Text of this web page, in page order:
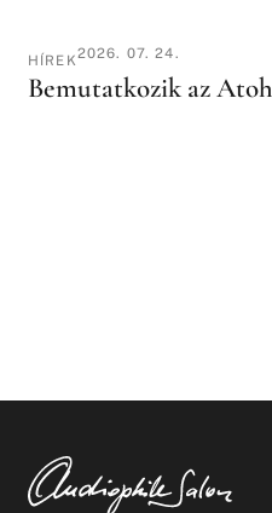
HÍREK2026. 07. 24.
Bemutatkozik az